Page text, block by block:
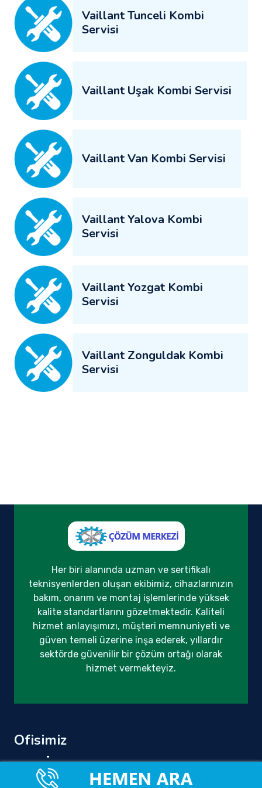
Vaillant Tunceli Kombi
Servisi
Vaillant Uşak Kombi Servisi
Vaillant Van Kombi Servisi
Vaillant Yalova Kombi
Servisi
Vaillant Yozgat Kombi
Servisi
Vaillant Zonguldak Kombi
Servisi
Her biri alanında uzman ve sertifikalı
teknisyenlerden oluşan ekibimiz, cihazlarınızın
bakım, onarım ve montaj işlemlerinde yüksek
kalite standartlarını gözetmektedir. Kaliteli
hizmet anlayışımızı, müşteri memnuniyeti ve
güven temeli üzerine inşa ederek, yıllardır
sektörde güvenilir bir çözüm ortağı olarak
hizmet vermekteyiz.
Ofisimiz
Tüm Türkiye